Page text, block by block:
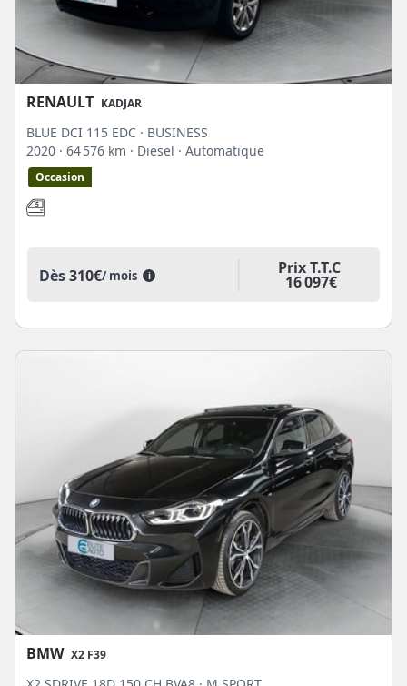
RENAULT KADJAR
BLUE DCI 115 EDC · BUSINESS
2020 · 64 576 km · Diesel · Automatique
Occasion
Dès310€/ mois i Prix T.T.C
16 097€
BMW X2 F39